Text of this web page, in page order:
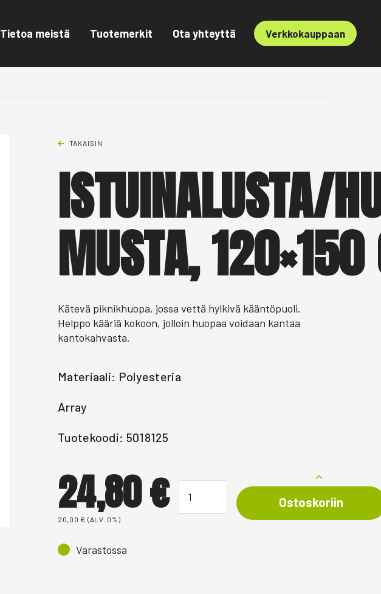
Tietoa meistä Tuotemerkit Ota yhteyttä Verkkokauppaan
TAKAISIN
ISTUINALUSTA/
MUSTA,
Kätevä piknikhuopa, jossa vettä hylkivä kääntöpuoli.
Helppo kääriä kokoon, jolloin huopaa voidaan kantaa
kantokahvasta.
Materiaali: Polyesteria
Array
Tuotekoodi: 5018125
24,80€
20,00 € (ALV. 0%)
Ostoskoriin
Varastossa